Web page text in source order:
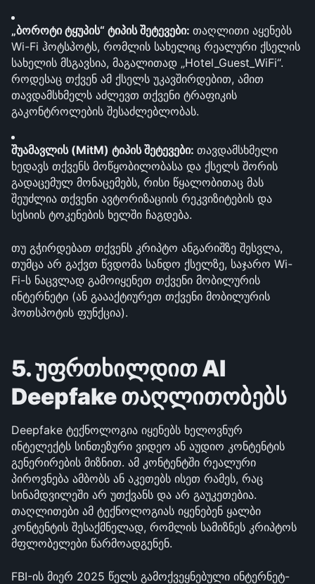
„ბოროტი ტყუპის“ ტიპის შეტევები: თაღლითი აყენებს
Wi-Fi ჰოტსპოტს, რომლის სახელიც რეალური ქსელის
სახელის მსგავსია, მაგალითად „Hotel_Guest_WiFi“.
როდესაც თქვენ ამ ქსელს უკავშირდებით, ამით
თავდამსხმელს აძლევთ თქვენი ტრაფიკის
გაკონტროლების შესაძლებლობას.
შუამავლის (MitM) ტიპის შეტევები: თავდამსხმელი
ხედავს თქვენს მოწყობილობასა და ქსელს შორის
გადაცემულ მონაცემებს, რისი წყალობითაც მას
შეუძლია თქვენი ავტორიზაციის რეკვიზიტების და
სესიის ტოკენების ხელში ჩაგდება.
თუ გჭირდებათ თქვენს კრიპტო ანგარიშზე შესვლა,
თუმცა არ გაქვთ წვდომა სანდო ქსელზე, საჯარო Wi-
Fi-ს ნაცვლად გამოიყენეთ თქვენი მობილურის
ინტერნეტი (ან გაააქტიურეთ თქვენი მობილურის
ჰოთსპოტის ფუნქცია).
5. უფრთხილდით AI
Deepfake თაღლითობებს
Deepfake ტექნოლოგია იყენებს ხელოვნურ
ინტელექტს სინთეზური ვიდეო ან აუდიო კონტენტის
გენერირების მიზნით. ამ კონტენტში რეალური
პიროვნება ამბობს ან აკეთებს ისეთ რამეს, რაც
სინამდვილეში არ უთქვანს და არ გაუკეთებია.
თაღლითები ამ ტექნოლოგიას იყენებენ ყალბი
კონტენტის შესაქმნელად, რომლის სამიზნეს კრიპტოს
მფლობელები წარმოადგენენ.
FBI-ის მიერ 2025 წელს გამოქვეყნებული ინტერნეტ-